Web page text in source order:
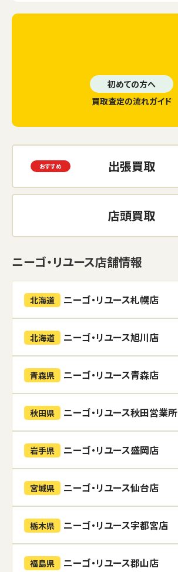
初めての方へ
買取査定の流れガイド
出張買取
店頭買取
ニーゴ・リユース店舗情報
北海道 ニーゴ・リユース札幌店
北海道 ニーゴ・リユース旭川店
青森県 ニーゴ・リユース青森店
秋田県 ニーゴ・リユース秋田営業所
岩手県 ニーゴ・リユース盛岡店
宮城県 ニーゴ・リユース仙台店
栃木県 ニーゴ・リユース宇都宮店
福島県 ニーゴ・リユース郡山店